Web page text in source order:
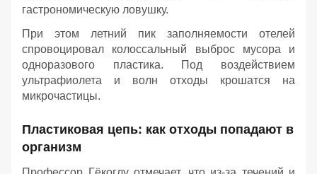
гастрономическую ловушку.
При этом летний пик заполняемости отелей
спровоцировал колоссальный выброс мусора и
одноразового пластика. Под воздействием
ультрафиолета и волн отходы крошатся на
микрочастицы.
Пластиковая цепь: как отходы попадают в
организм